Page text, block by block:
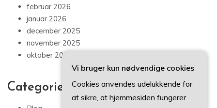
februar 2026
januar 2026
december 2025
november 2025
oktober 2025
Categories
Vi bruger kun nødvendige cookies
Cookies anvendes udelukkende for
at sikre, at hjemmesiden fungerer